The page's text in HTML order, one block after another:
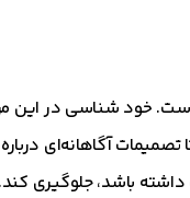
خود شناسی در این
تصمیمات آگاهانه‌ای
باشد، جلوگیری